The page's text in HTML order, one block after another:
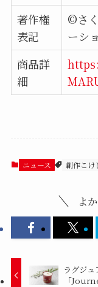
著作権
表記
©さ
ーシ
商品詳
細
ニュース 創作こけ
よ
ラグジ
「